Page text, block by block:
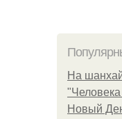
На
Новый